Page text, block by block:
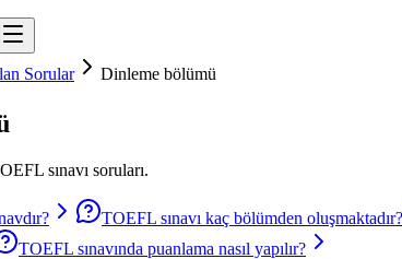
Sorular Dinleme bölümü
sınavı soruları.
TOEFL sınavı kaç bölümden oluşmaktadır?
TOEFL sınavında puanlama nasıl yapılır?